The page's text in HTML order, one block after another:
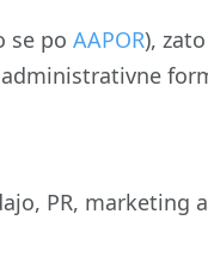
se poAAPOR),
PR, marketing